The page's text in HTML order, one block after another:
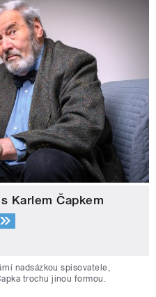
Karlem Čapkem
nadsázkou spisovatele,
trochu jinou formou.